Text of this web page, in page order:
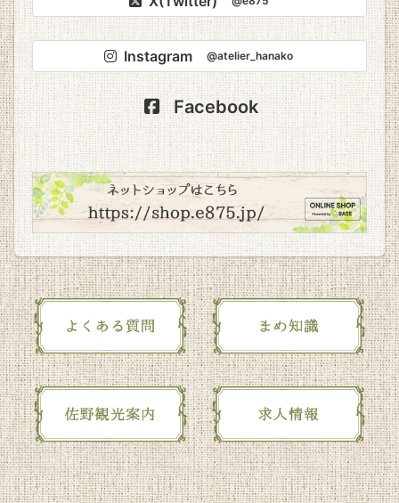
Instagram @atelier_hanako
Facebook